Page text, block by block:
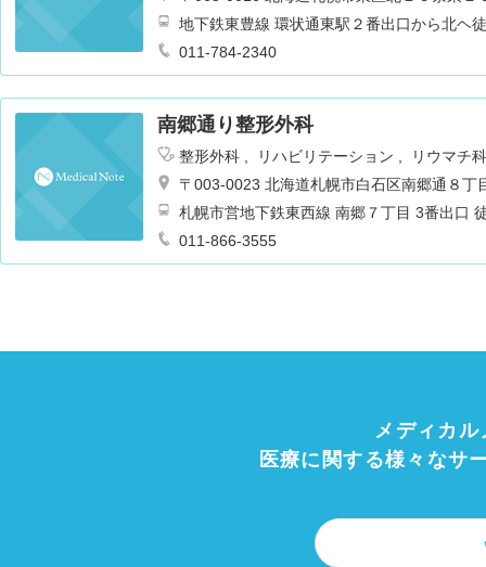
地下鉄東豊線 環状通東駅２番出口から北ヘ
011-784-2340
南郷通り整形外科
整形外科 リハビリテーション
リウマチ科
〒003-0023 北海道札幌市白石区南郷通８丁
札幌市営地下鉄東西線 南郷７丁目 3番出口
011-866-3555
メディカ
医療に関する様々なサ